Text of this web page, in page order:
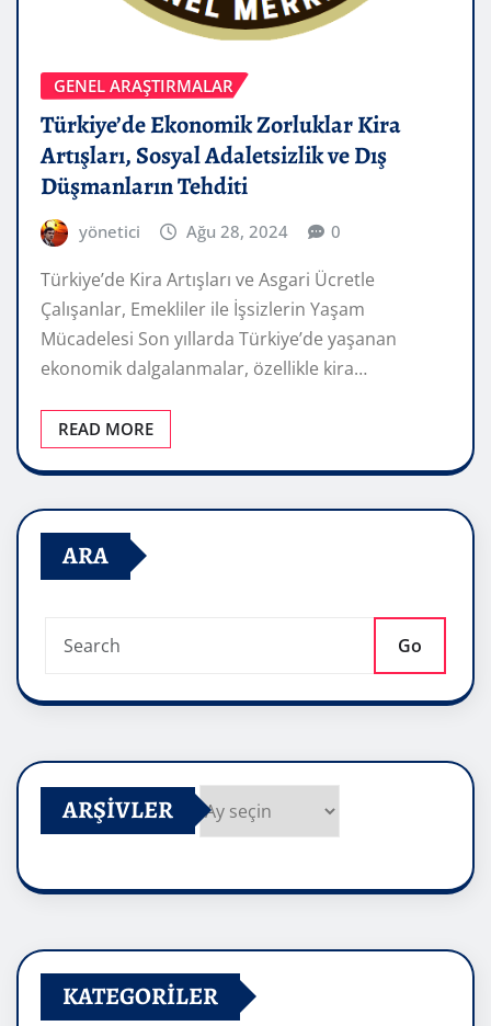
GENEL ARAŞTIRMALAR
Türkiye’de Ekonomik Zorluklar Kira
Artışları, Sosyal Adaletsizlik ve Dış
Düşmanların Tehditi
yönetici Ağu 28, 2024 0
Türkiye’de Kira Artışları ve Asgari Ücretle
Çalışanlar, Emekliler ile İşsizlerin Yaşam
Mücadelesi Son yıllarda Türkiye’de yaşanan
ekonomik dalgalanmalar, özellikle kira…
READ MORE
ARA
Go
ARŞIVLER
KATEGORILER